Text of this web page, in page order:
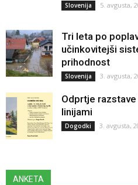
Slovenija 5. avgusta,
Tri leta po
učinkovitejši
prihodnost
Slovenija 3. avgusta,
Odprtje
linijami
Dogodki 3. avgusta,
ANKETA